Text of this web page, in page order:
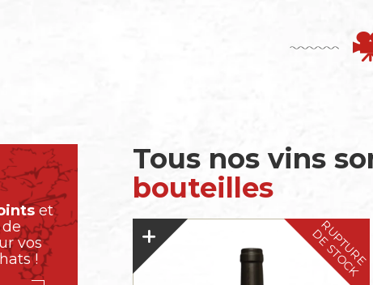
et
vos
!
Tous nos vins
bouteilles
RUPTURE
DE STOCK